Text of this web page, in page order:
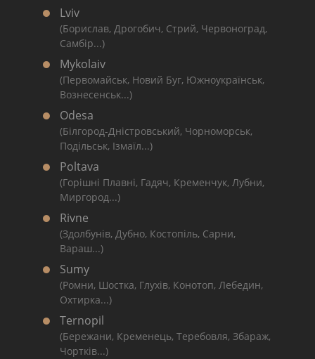
Lviv
(Борислав, Дрогобич, Стрий, Червоноград,
Самбір...)
Mykolaiv
(Первомайськ, Новий Буг, Южноукраїнськ,
Вознесенськ...)
Odesa
(Білгород-Дністровський, Чорноморськ,
Подільськ, Ізмаїл...)
Poltava
(Горішні Плавні, Гадяч, Кременчук, Лубни,
Миргород...)
Rivne
(Здолбунів, Дубно, Костопіль, Сарни,
Вараш...)
Sumy
(Ромни, Шостка, Глухів, Конотоп, Лебедин,
Охтирка...)
Ternopil
(Бережани, Кременець, Теребовля, Збараж,
Чортків...)